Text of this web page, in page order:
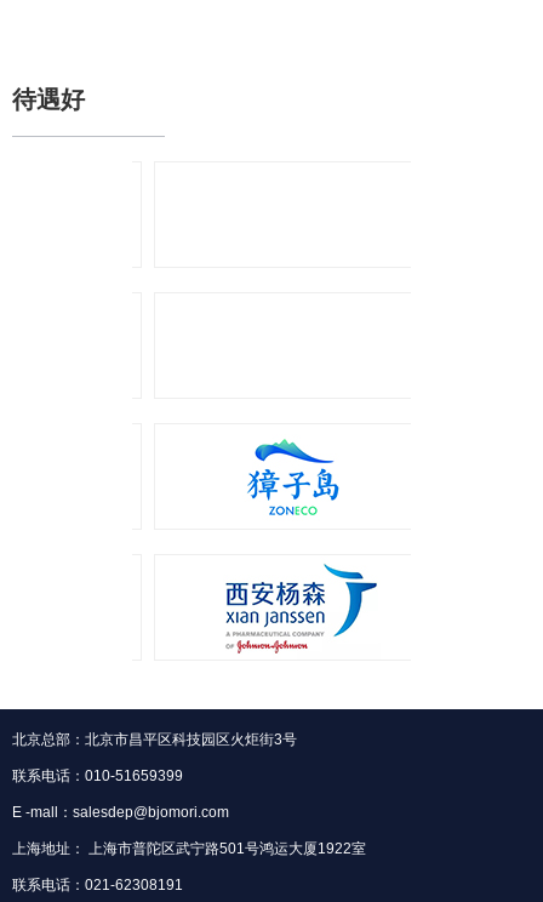
待遇好
北京总部：北京市昌平区科技园区火炬街3号
联系电话：010-51659399
E -mall：salesdep@bjomori.com
上海地址： 上海市普陀区武宁路501号鸿运大厦1922室
联系电话：021-62308191